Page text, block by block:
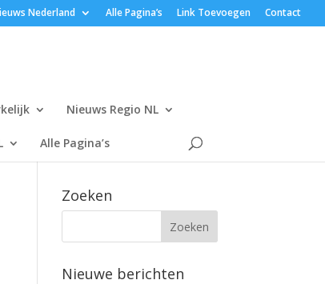
Nederland Alle Pagina’s Link Toevoegen Contact
Nieuws Regio NL
Alle Pagina’s
Zoeken
Nieuwe berichten